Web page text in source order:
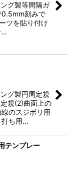
グ製等間隔ガ
0.5mm刻みで
ツを貼り付け
…
グ製円周定規
規(2)曲面上の
のスジボリ用
打ち用…
テンプレー